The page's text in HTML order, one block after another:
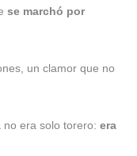
se marchó por
un clamor que no
era solo torero: era